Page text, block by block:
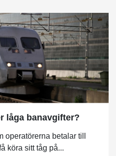
låga banavgifter?
operatörerna betalar till
köra sitt tåg på...